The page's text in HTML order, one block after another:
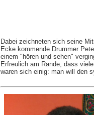
Dabei zeichneten sich seine
Ecke kommende Drummer
einem "hören und sehen"
Erfreulich am Rande, dass
waren sich einig: man will den